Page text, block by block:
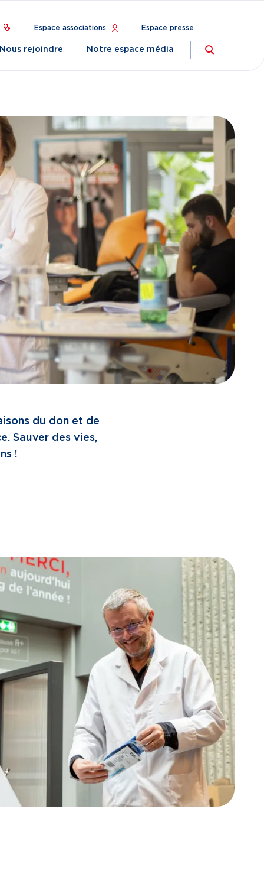
Espace associations Espace presse
Nous rejoindre Notre espace média
du don et de
Sauver des vies,
!